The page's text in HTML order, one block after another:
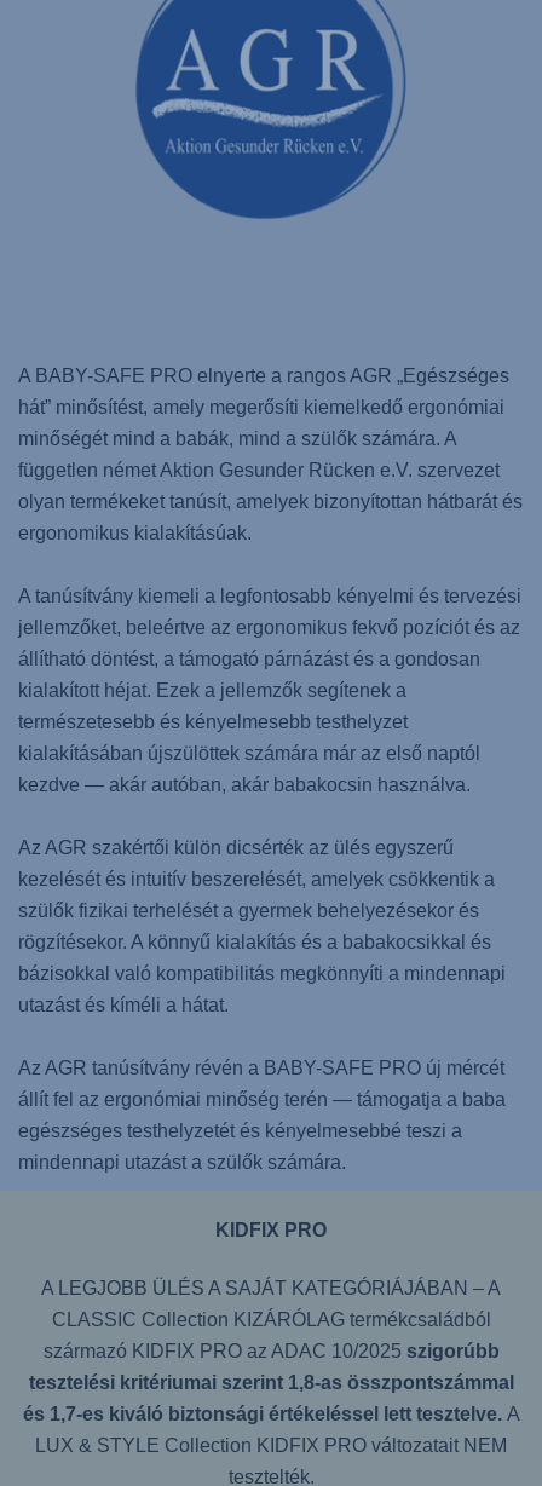
A BABY-SAFE PRO elnyerte a rangos AGR „Egészséges
hát” minősítést, amely megerősíti kiemelkedő ergonómiai
minőségét mind a babák, mind a szülők számára. A
független német Aktion Gesunder Rücken e.V. szervezet
olyan termékeket tanúsít, amelyek bizonyítottan hátbarát és
ergonomikus kialakításúak.
A tanúsítvány kiemeli a legfontosabb kényelmi és tervezési
jellemzőket, beleértve az ergonomikus fekvő pozíciót és az
állítható döntést, a támogató párnázást és a gondosan
kialakított héjat. Ezek a jellemzők segítenek a
természetesebb és kényelmesebb testhelyzet
kialakításában újszülöttek számára már az első naptól
kezdve — akár autóban, akár babakocsin használva.
Az AGR szakértői külön dicsérték az ülés egyszerű
kezelését és intuitív beszerelését, amelyek csökkentik a
szülők fizikai terhelését a gyermek behelyezésekor és
rögzítésekor. A könnyű kialakítás és a babakocsikkal és
bázisokkal való kompatibilitás megkönnyíti a mindennapi
utazást és kíméli a hátat.
Az AGR tanúsítvány révén a BABY-SAFE PRO új mércét
állít fel az ergonómiai minőség terén — támogatja a baba
egészséges testhelyzetét és kényelmesebbé teszi a
mindennapi utazást a szülők számára.
KIDFIX PRO
A LEGJOBB ÜLÉS A SAJÁT KATEGÓRIÁJÁBAN – A
CLASSIC Collection KIZÁRÓLAG termékcsaládból
származó KIDFIX PRO az ADAC 10/2025 szigorúbb
tesztelési kritériumai szerint 1,8-as összpontszámmal
és 1,7-es kiváló biztonsági értékeléssel lett tesztelve. A
LUX & STYLE Collection KIDFIX PRO változatait NEM
tesztelték.